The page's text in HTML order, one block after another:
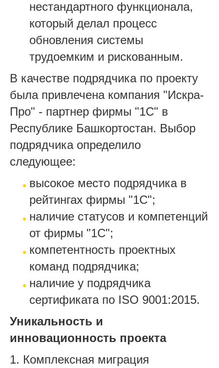
нестандартного функционала,
который делал процесс
обновления системы
трудоемким и рискованным.
В качестве подрядчика по проекту
была привлечена компания "Искра-
Про" - партнер фирмы "1С" в
Республике Башкортостан. Выбор
подрядчика определило
следующее:
высокое место подрядчика в
рейтингах фирмы "1С";
наличие статусов и компетенций
от фирмы "1С";
компетентность проектных
команд подрядчика;
наличие у подрядчика
сертификата по ISO 9001:2015.
Уникальность и
инновационность проекта
1. Комплексная миграция